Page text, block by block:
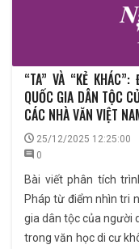
“TA” VÀ “KẺ
QUỐC GIA DÂN TỘC
CÁC NHÀ VĂN VIỆT
25/12/2025 12:25:00
0
Bài viết phân tích
Pháp từ điểm nhìn tri
gia dân tộc của người
trong văn học di cư